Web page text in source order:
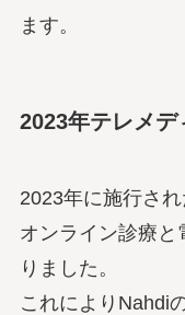
ます。
2023年テレメデ
2023年に施行さ
オンライン診療と
りました。
これによりNahdi